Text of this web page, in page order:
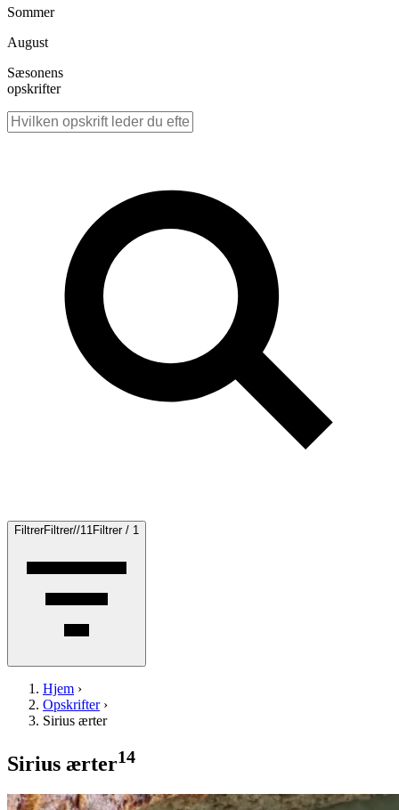
Sommer
August
Sæsonens
opskrifter
FiltrerFiltrer//1 1 Filtrer / 1
Hjem ›
Opskrifter›
Sirius ærter
Sirius ærter14